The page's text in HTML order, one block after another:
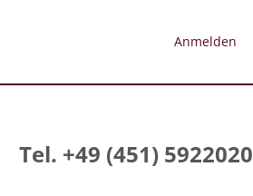
Anmelden
Tel. +49 (451) 5922020